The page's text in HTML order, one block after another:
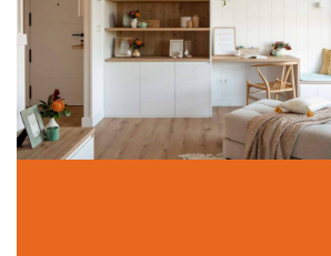
Quiero que mi casa me
In Hogar